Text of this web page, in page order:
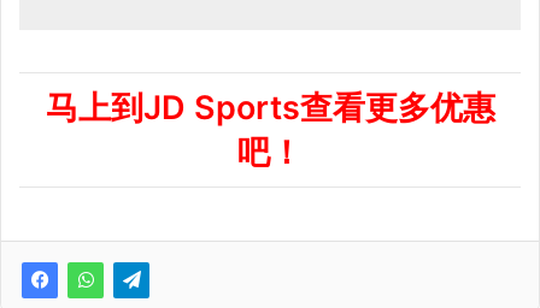
马上到JD Sports查看更多优惠
吧！